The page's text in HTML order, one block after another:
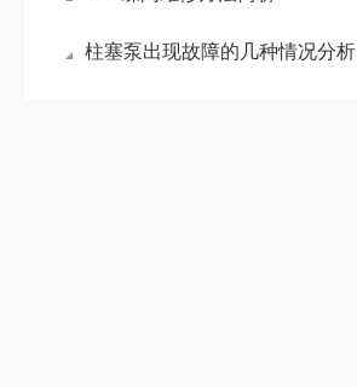
柱塞泵出现故障的几种情况分析